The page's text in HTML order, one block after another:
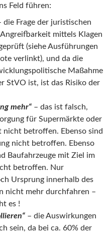
Feld führen:
die Frage der juristischen
mittels Klagen
(siehe Ausführungen
verlinkt), und da die
Maßahme
StVO ist, ist das Risiko der
mehr“ – das ist falsch,
für Supermärkte oder
nicht betroffen. Ebenso sind
nicht betroffen. Ebenso
Baufahrzeuge mit Ziel im
betroffen. Nur
Ursprung innerhalb des
nicht mehr durchfahren –
es !
– die Auswirkungen
sein, da bei ca. 60% der